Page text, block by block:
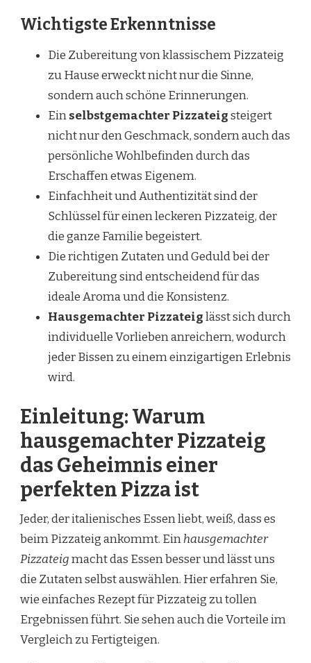
Wichtigste Erkenntnisse
Die Zubereitung von klassischem Pizzateig
zu Hause erweckt nicht nur die Sinne,
sondern auch schöne Erinnerungen.
Einselbstgemachter Pizzateigsteigert
nicht nur den Geschmack, sondern auch das
persönliche Wohlbefinden durch das
Erschaffen etwas Eigenem.
Einfachheit und Authentizität sind der
Schlüssel für einen leckeren Pizzateig, der
die ganze Familie begeistert.
Die richtigen Zutaten und Geduld bei der
Zubereitung sind entscheidend für das
ideale Aroma und die Konsistenz.
Hausgemachter Pizzateiglässt sich durch
individuelle Vorlieben anreichern, wodurch
jeder Bissen zu einem einzigartigen Erlebnis
wird.
Einleitung: Warum
hausgemachter Pizzateig
das Geheimnis einer
perfekten Pizza ist
Jeder, der italienisches Essen liebt, weiß, dass es
beim Pizzateig ankommt. Einhausgemachter
Pizzateigmacht das Essen besser und lässt uns
die Zutaten selbst auswählen. Hier erfahren Sie,
wie einfaches Rezept für Pizzateig zu tollen
Ergebnissen führt. Sie sehen auch die Vorteile im
Vergleich zu Fertigteigen.